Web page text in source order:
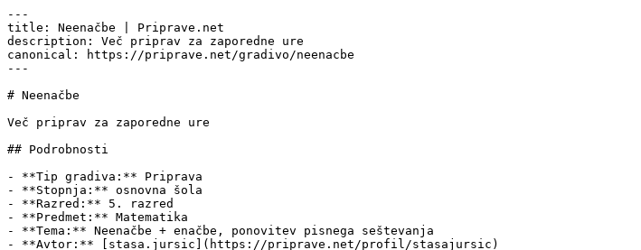
---
title: Neenačbe | Priprave.net
description: Več priprav za zaporedne ure
canonical: https://priprave.net/gradivo/neenacbe
---
# Neenačbe
Več priprav za zaporedne ure
## Podrobnosti
- **Tip gradiva:** Priprava
- **Stopnja:** osnovna šola
- **Razred:** 5. razred
- **Predmet:** Matematika
- **Tema:** Neenačbe + enačbe, ponovitev pisnega seštevanja
- **Avtor:** [stasa.jursic](https://priprave.net/profil/stasajursic)